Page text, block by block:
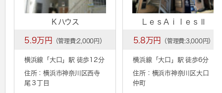
Ｋハウス
5.9万円 （管理費:2,000円）
横浜線「 大口 」駅 徒歩12分
住所：横浜市神奈川区西寺
尾３丁目
ＬｅｓＡｉｌｅｓⅡ
5.8万円 （管理費:3,000円）
横浜線「大口 」駅 徒歩6分
住所：横浜市神奈川区大口
仲町